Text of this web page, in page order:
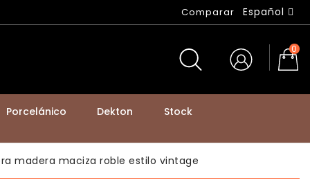
Comparar Español
0
Porcelánico Dekton
Stock
madera maciza roble estilo vintage